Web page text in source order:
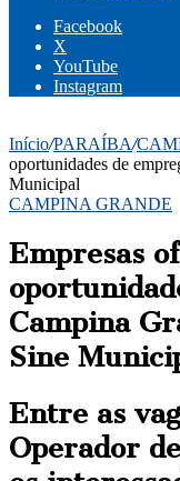
Facebook
X
YouTube
Instagram
Início/PARAÍBA/
oportunidades de
Municipal
CAMPINA GRANDE
Empresas
Campina
Sine
Entre as
Operador